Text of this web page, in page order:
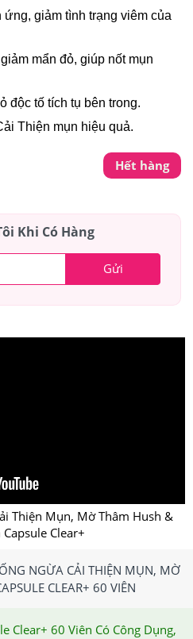
ứng, giảm tình trạng viêm của
mẩn đỏ, giúp nốt mụn
độc tố tích tụ bên trong.
Thiện mụn hiệu quả.
Hết hàng
Khi Có Hàng
Gửi
Thiện Mụn, Mờ Thâm Hush &
Clear+
NGỪA CẢI THIỆN MỤN, MỜ
CLEAR+ 60 VIÊN
Clear+ 60 Viên Có Công Dụng,